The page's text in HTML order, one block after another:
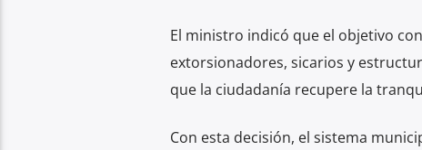
El ministro indicó que el objetivo
extorsionadores, sicarios y
que la ciudadanía recupere la
Con esta decisión, el sistema